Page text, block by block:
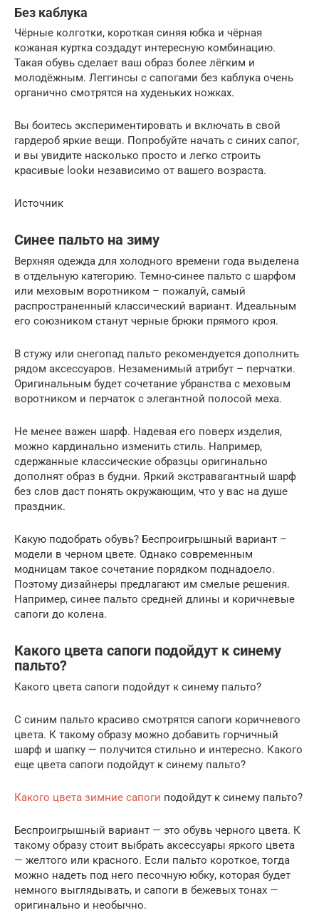
Без каблука
Чёрные колготки, короткая синяя юбка и чёрная
кожаная куртка создадут интересную комбинацию.
Такая обувь сделает ваш образ более лёгким и
молодёжным. Леггинсы с сапогами без каблука очень
органично смотрятся на худеньких ножках.
Вы боитесь экспериментировать и включать в свой
гардероб яркие вещи. Попробуйте начать с синих сапог,
и вы увидите насколько просто и легко строить
красивые lookи независимо от вашего возраста.
Источник
Синее пальто на зиму
Верхняя одежда для холодного времени года выделена
в отдельную категорию. Темно-синее пальто с шарфом
или меховым воротником – пожалуй, самый
распространенный классический вариант. Идеальным
его союзником станут черные брюки прямого кроя.
В стужу или снегопад пальто рекомендуется дополнить
рядом аксессуаров. Незаменимый атрибут – перчатки.
Оригинальным будет сочетание убранства с меховым
воротником и перчаток с элегантной полосой меха.
Не менее важен шарф. Надевая его поверх изделия,
можно кардинально изменить стиль. Например,
сдержанные классические образцы оригинально
дополнят образ в будни. Яркий экстравагантный шарф
без слов даст понять окружающим, что у вас на душе
праздник.
Какую подобрать обувь? Беспроигрышный вариант –
модели в черном цвете. Однако современным
модницам такое сочетание порядком поднадоело.
Поэтому дизайнеры предлагают им смелые решения.
Например, синее пальто средней длины и коричневые
сапоги до колена.
Какого цвета сапоги подойдут к синему
пальто?
Какого цвета сапоги подойдут к синему пальто?
С синим пальто красиво смотрятся сапоги коричневого
цвета. К такому образу можно добавить горчичный
шарф и шапку — получится стильно и интересно. Какого
еще цвета сапоги подойдут к синему пальто?
Какого цвета зимние сапоги подойдут к синему пальто?
Беспроигрышный вариант — это обувь черного цвета. К
такому образу стоит выбрать аксессуары яркого цвета
— желтого или красного. Если пальто короткое, тогда
можно надеть под него песочную юбку, которая будет
немного выглядывать, и сапоги в бежевых тонах —
оригинально и необычно.